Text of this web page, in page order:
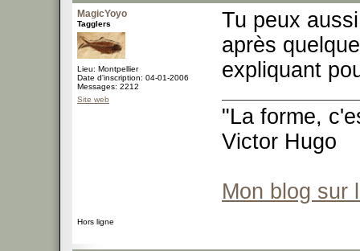
MagicYoyo
Tagglers
Lieu: Montpellier
Date d'inscription: 04-01-2006
Messages: 2212
Site web
Tu peux
après
expliquant
"La forme,
Victor Hugo
Mon blog sur
Hors ligne